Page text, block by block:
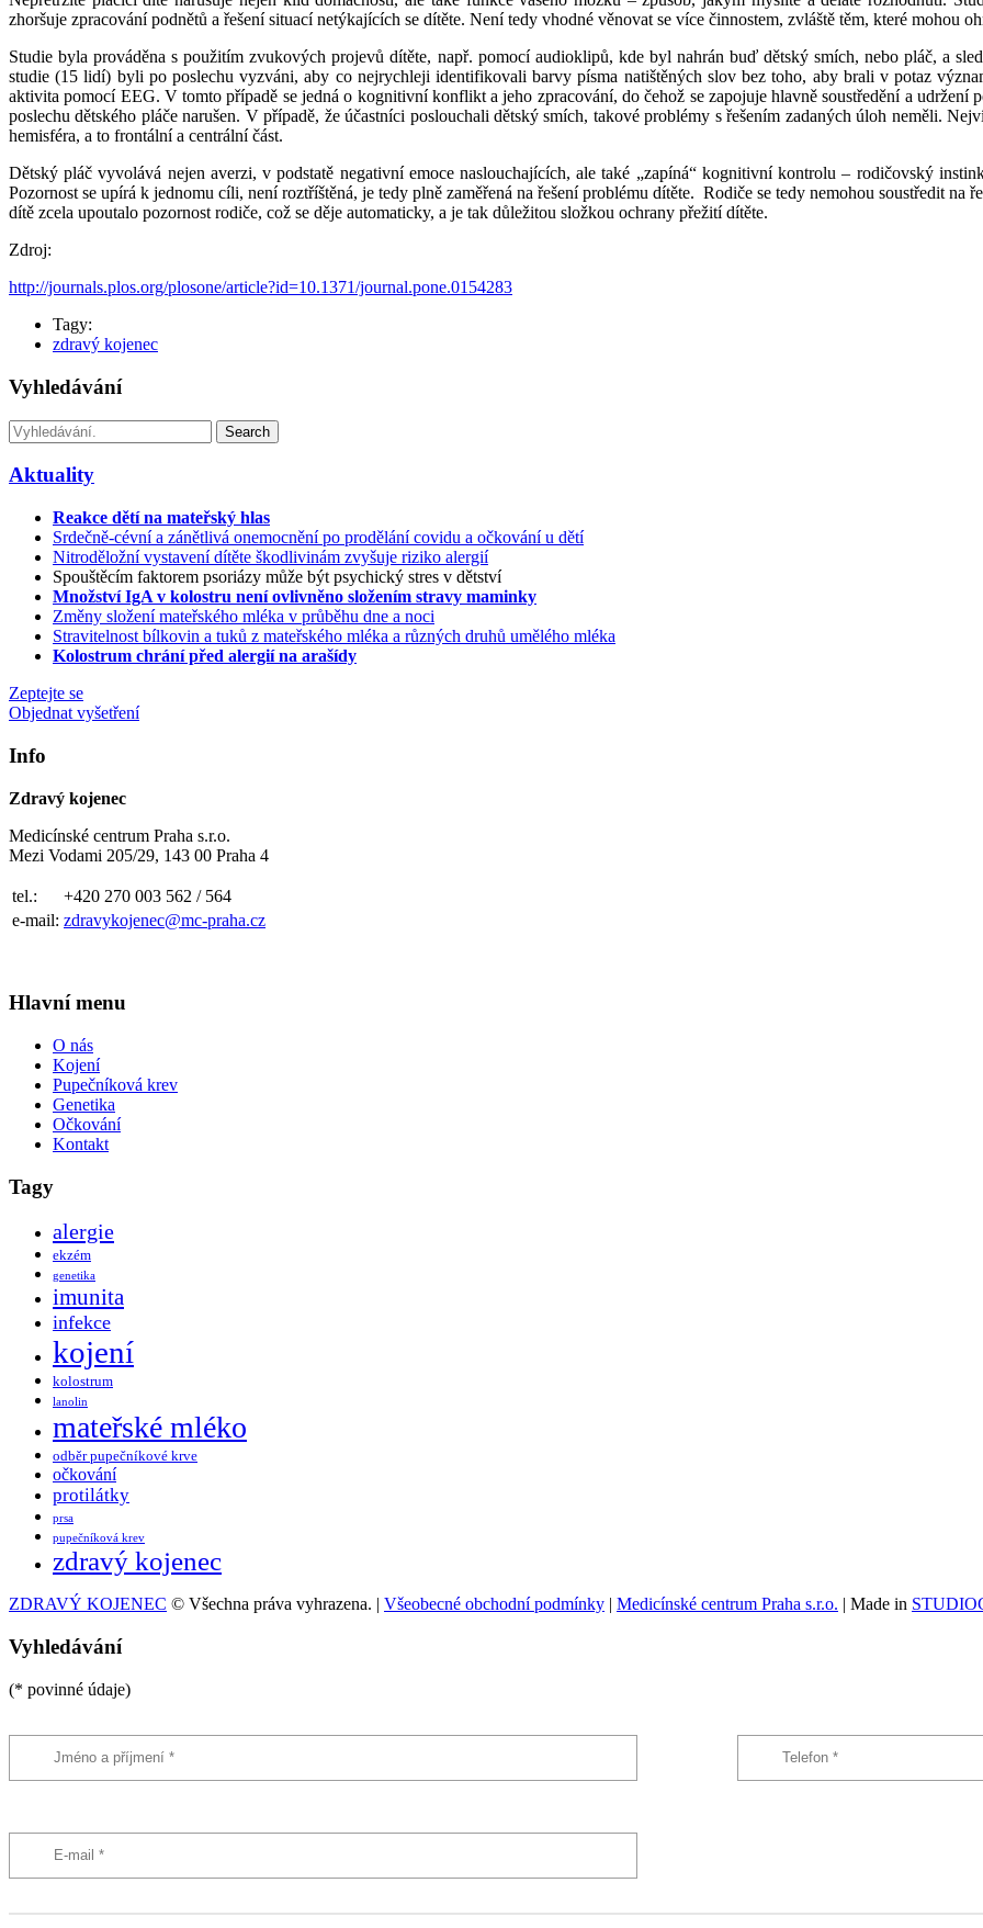
zhoršuje zpracování podnětů a řešení situací netýkajících se dítěte. Není tedy vhodné věnovat se více činnostem, zvláště těm, které mohou
Studie byla prováděna s použitím zvukových projevů dítěte, např. pomocí audioklipů, kde byl nahrán buď dětský smích, nebo pláč, a
studie (15 lidí) byli po poslechu vyzváni, aby co nejrychleji identifikovali barvy písma natištěných slov bez toho, aby brali v potaz
aktivita pomocí EEG. V tomto případě se jedná o kognitivní konflikt a jeho zpracování, do čehož se zapojuje hlavně soustředění a udržení
poslechu dětského pláče narušen. V případě, že účastníci poslouchali dětský smích, takové problémy s řešením zadaných úloh neměli.
hemisféra, a to frontální a centrální část.
Dětský pláč vyvolává nejen averzi, v podstatě negativní emoce naslouchajících, ale také „zapíná“ kognitivní kontrolu ‒ rodičovský
Pozornost se upírá k jednomu cíli, není roztříštěná, je tedy plně zaměřená na řešení problému dítěte. Rodiče se tedy nemohou soustředit na
dítě zcela upoutalo pozornost rodiče, což se děje automaticky, a je tak důležitou složkou ochrany přežití dítěte.
Zdroj:
http://journals.plos.org/plosone/article?id=10.1371/journal.pone.0154283
Tagy:
zdravý kojenec
Vyhledávání
Search
Aktuality
Reakce dětí na mateřský hlas
Srdečně-cévní a zánětlivá onemocnění po prodělání covidu a očkování u dětí
Nitroděložní vystavení dítěte škodlivinám zvyšuje riziko alergií
Spouštěcím faktorem psoriázy může být psychický stres v dětství
Množství IgA v kolostru není ovlivněno složením stravy maminky
Změny složení mateřského mléka v průběhu dne a noci
Stravitelnost bílkovin a tuků z mateřského mléka a různých druhů umělého mléka
Kolostrum chrání před alergií na arašídy
Zeptejte se
Objednat vyšetření
Info
Zdravý kojenec
Medicínské centrum Praha s.r.o.
Mezi Vodami 205/29, 143 00 Praha 4
tel.:
+420 270 003 562 / 564
e-mail: zdravykojenec@mc-praha.cz
Hlavní menu
O nás
Kojení
Pupečníková krev
Genetika
Očkování
Kontakt
Tagy
alergie
ekzém
genetika
imunita
infekce
kojení
kolostrum
lanolin
mateřské mléko
odběr pupečníkové krve
očkování
protilátky
prsa
pupečníková krev
zdravý kojenec
ZDRAVÝ KOJENEC © Všechna práva vyhrazena. | Všeobecné obchodní podmínky | Medicínské centrum Praha s.r.o. | Made in
Vyhledávání
(* povinné údaje)